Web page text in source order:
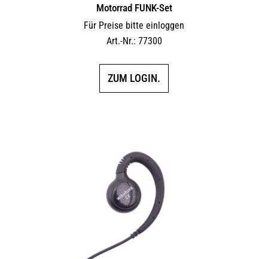
Motorrad FUNK-Set
Für Preise bitte einloggen
Art.-Nr.: 77300
ZUM LOGIN.